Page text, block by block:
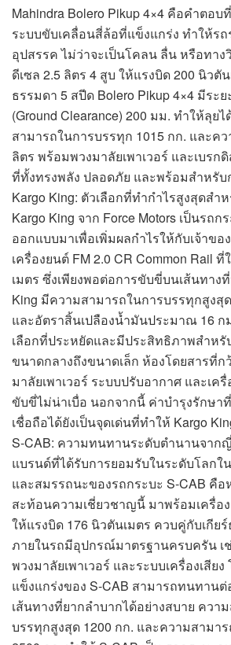
Mahindra Bolero Pikup 4×4 คือคำตอ
ระบบขับเคลื่อนสี่ล้อที่แข็งแกร่ง ทำให้ร
อุปสรรค ไม่ว่าจะเป็นโคลน ลื่น หรือทาง
ดีเซล 2.5 ลิตร 4 สูบ ให้แรงบิด 200 นิวตั
ธรรมดา 5 สปีด Bolero Pikup 4×4 มีระ
(Ground Clearance) 200 มม. ทำให้ลุย
สามารถในการบรรทุก 1015 กก. และค
ลิตร พร้อมพวงมาลัยเพาเวอร์ และเบรก
ที่ทั้งทรงพลัง ปลอดภัย และพร้อมสำหรับ
Kargo King: ตัวเลือกที่ทำกำไรสูงสุดสำ
Kargo King จาก Force Motors เป็นรถ
ออกแบบมาเพื่อเพิ่มผลกำไรให้กับเจ้าขอ
เครื่องยนต์ FM 2.0 CR Common Rail
เมตร ซึ่งเพียงพอต่อการขับขี่บนเส้นทาง
King มีความสามารถในการบรรทุกสูงสุ
และอัตราสิ้นเปลืองน้ำมันประมาณ 16 ก
เลือกที่ประหยัดและมีประสิทธิภาพสำห
ขนาดกลางถึงขนาดเล็ก ห้องโดยสารที่ก
มาลัยเพาเวอร์ ระบบปรับอากาศ และเครื่
ขับขี่ไม่น่าเบื่อ นอกจากนี้ ค่าบำรุงรักษา
เชื่อถือได้ยังเป็นจุดเด่นที่ทำให้ Kargo
S-CAB: ความทนทานระดับตำนานจาก
แบรนด์ที่ได้รับการยอมรับในระดับโลก
และสมรรถนะของรถกระบะ S-CAB คื
สะท้อนความเชี่ยวชาญนี้ มาพร้อมเครื่อ
ให้แรงบิด 176 นิวตันเมตร ควบคู่กับเกีย
ภายในรถมีอุปกรณ์มาตรฐานครบครัน เ
พวงมาลัยเพาเวอร์ และระบบเครื่องเสียง
แข็งแกร่งของ S-CAB สามารถทนทาน
เส้นทางที่ยากลำบากได้อย่างสบาย ควา
บรรทุกสูงสุด 1200 กก. และความสามา